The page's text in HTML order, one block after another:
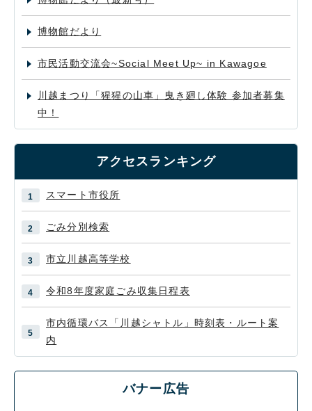
博物館だより
市民活動交流会~Social Meet Up~ in Kawagoe
川越まつり「猩猩の山車」曳き廻し体験 参加者募集
中！
アクセスランキング
スマート市役所
ごみ分別検索
市立川越高等学校
令和8年度家庭ごみ収集日程表
市内循環バス「川越シャトル」時刻表・ルート案
内
バナー広告